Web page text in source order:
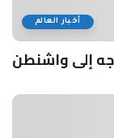
أخبار العالم
إلى واشنطن